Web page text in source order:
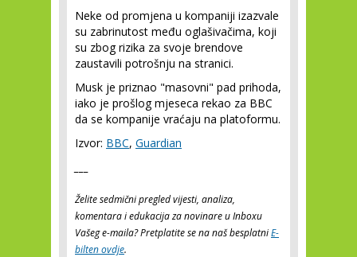
Neke od promjena u kompaniji izazvale
su zabrinutost među oglašivačima, koji
su zbog rizika za svoje brendove
zaustavili potrošnju na stranici.
Musk je priznao "masovni" pad prihoda,
iako je prošlog mjeseca rekao za BBC
da se kompanije vraćaju na platoformu.
Izvor: BBC, Guardian
Želite sedmični pregled vijesti, analiza,
komentara i edukacija za novinare u Inboxu
Vašeg e-maila? Pretplatite se na naš besplatniE-
bilten ovdje.